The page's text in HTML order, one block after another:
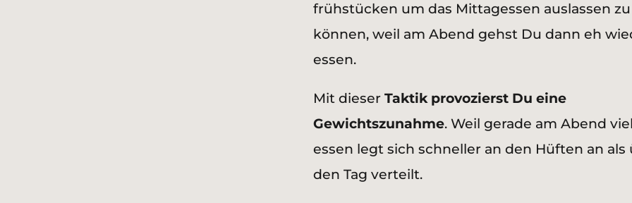
frühstücken um das Mittagessen auslassen zu
können, weil am Abend gehst Du dann eh
essen.
Mit dieser Taktik provozierst Du eine
Gewichtszunahme. Weil gerade am Abend
essen legt sich schneller an den Hüften an als
den Tag verteilt.